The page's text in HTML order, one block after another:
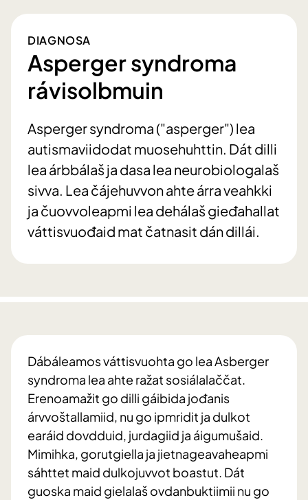
DIAGNOSA
Asperger syndroma
rávisolbmuin
Asperger syndroma ("asperger") lea
autismaviidodat muosehuhttin. Dát dilli
lea árbbálaš ja dasa lea neurobiologalaš
sivva. Lea čájehuvvon ahte árra veahkki
ja čuovvoleapmi lea dehálaš gieđahallat
váttisvuođaid mat čatnasit dán dillái.
Dábáleamos váttisvuohta go lea Asberger
syndroma lea ahte ražat sosiálalaččat.
Erenoamažit go dilli gáibida jođanis
árvvoštallamiid, nu go ipmridit ja dulkot
earáid dovdduid, jurdagiid ja áigumušaid.
Mimihka, gorutgiella ja jietnageavaheapmi
sáhttet maid dulkojuvvot boastut. Dát
guoska maid gielalaš ovdanbuktiimii nu go